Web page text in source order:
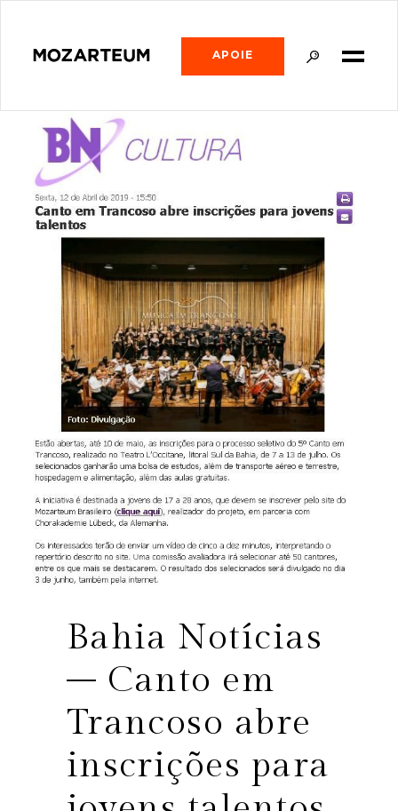
APOIE
Bahia Notícias
– Canto em
Trancoso abre
inscrições para